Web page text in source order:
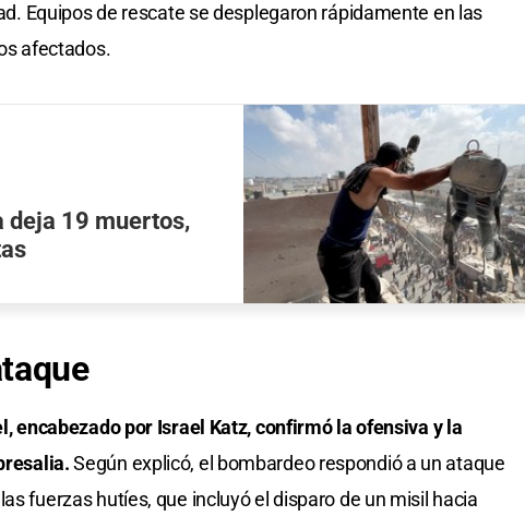
Equipos de rescate se desplegaron rápidamente en las
afectados.
deja 19 muertos,
encabezado por Israel Katz, confirmó la ofensiva y la
Según explicó, el bombardeo respondió a un ataque
fuerzas hutíes, que incluyó el disparo de un misil hacia